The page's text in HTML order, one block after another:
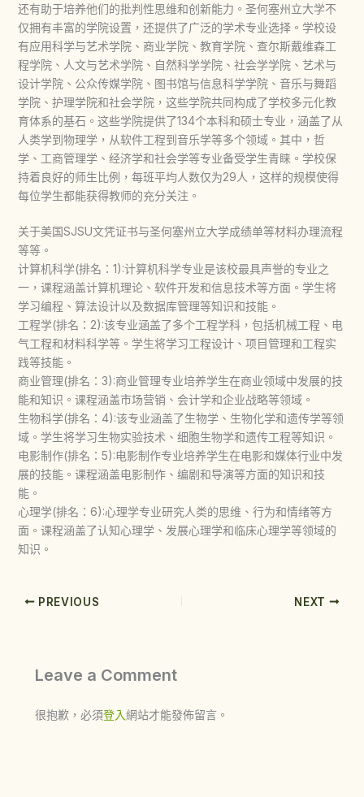
还有助于培养他们的批判性思维和创新能力。圣何塞州立大学不
仅拥有丰富的学院设置，还提供了广泛的学术专业选择。学校设
有应用科学与艺术学院、商业学院、教育学院、查尔斯戴维森工
程学院、人文与艺术学院、自然科学学院、社会学学院、艺术与
设计学院、公众传媒学院、图书馆与信息科学学院、音乐与舞蹈
学院、护理学院和社会学院，这些学院共同构成了学校多元化教
育体系的基石。这些学院提供了134个本科和硕士专业，涵盖了从
人类学到物理学，从软件工程到音乐学等多个领域。其中，哲
学、工商管理学、经济学和社会学等专业备受学生青睐。学校保
持着良好的师生比例，每班平均人数仅为29人，这样的规模使得
每位学生都能获得教师的充分关注。
关于美国SJSU文凭证书与圣何塞州立大学成绩单等材料办理流程
等等。
计算机科学(排名：1):计算机科学专业是该校最具声誉的专业之
一，课程涵盖计算机理论、软件开发和信息技术等方面。学生将
学习编程、算法设计以及数据库管理等知识和技能。
工程学(排名：2):该专业涵盖了多个工程学科，包括机械工程、电
气工程和材料科学等。学生将学习工程设计、项目管理和工程实
践等技能。
商业管理(排名：3):商业管理专业培养学生在商业领域中发展的技
能和知识。课程涵盖市场营销、会计学和企业战略等领域。
生物科学(排名：4):该专业涵盖了生物学、生物化学和遗传学等领
域。学生将学习生物实验技术、细胞生物学和遗传工程等知识。
电影制作(排名：5):电影制作专业培养学生在电影和媒体行业中发
展的技能。课程涵盖电影制作、编剧和导演等方面的知识和技
能。
心理学(排名：6):心理学专业研究人类的思维、行为和情绪等方
面。课程涵盖了认知心理学、发展心理学和临床心理学等领域的
知识。
PREVIOUS NEXT
Leave a Comment
很抱歉，必須登入網站才能發佈留言。